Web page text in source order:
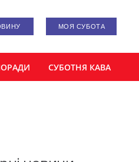
МОЯ СУБОТА
СУБОТНЯ КАВА